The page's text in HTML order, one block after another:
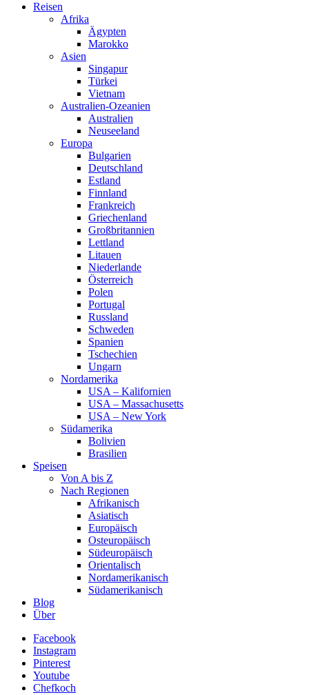
Reisen
Afrika
Ägypten
Marokko
Asien
Singapur
Türkei
Vietnam
Australien-Ozeanien
Australien
Neuseeland
Europa
Bulgarien
Deutschland
Estland
Finnland
Frankreich
Griechenland
Großbritannien
Lettland
Litauen
Niederlande
Österreich
Polen
Portugal
Russland
Schweden
Spanien
Tschechien
Ungarn
Nordamerika
USA – Kalifornien
USA – Massachusetts
USA – New York
Südamerika
Bolivien
Brasilien
Speisen
Von A bis Z
Nach Regionen
Afrikanisch
Asiatisch
Europäisch
Osteuropäisch
Südeuropäisch
Orientalisch
Nordamerikanisch
Südamerikanisch
Blog
Über
Facebook
Instagram
Pinterest
Youtube
Chefkoch